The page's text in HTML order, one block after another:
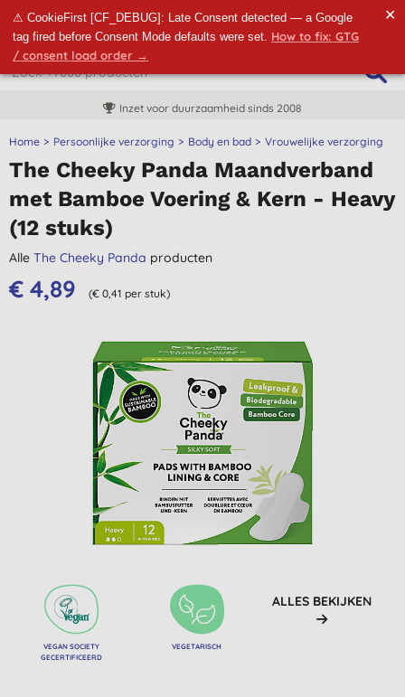
⚠ CookieFirst [CF_DEBUG]: Late Consent detected — a Google
tag fired before Consent Mode defaults were set. How to fix: GTG
/ consent load order →
✕
Inzet voor duurzaamheid sinds 2008
Home Persoonlijke verzorging Body en bad Vrouwelijke verzorging
The Cheeky Panda Maandverband
met Bamboe Voering & Kern - Heavy
(12 stuks)
Alle The Cheeky Panda producten
€ 4,89 (€ 0,41 per stuk)
VEGAN SOCIETY
GECERTIFICEERD
VEGETARISCH
ALLES BEKIJKEN